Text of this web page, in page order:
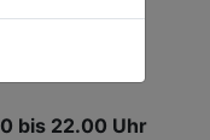
bis 22.00 Uhr